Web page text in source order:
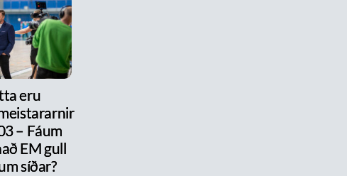
eru
– Fáum
EM gull
síðar?